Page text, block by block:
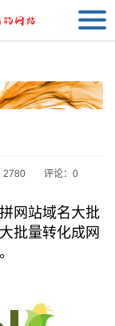
2780 评论：0
网站域名大批
批量转化成网